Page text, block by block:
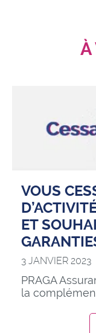
À
VOUS
ET
3 JANVIER 2023
PRAGA
la